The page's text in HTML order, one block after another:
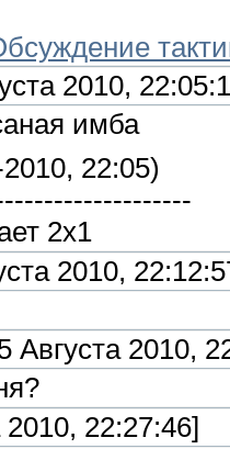
2010,
имба
22:05)
2х1
2010,
Августа 2010,
2010, 22:27:46]